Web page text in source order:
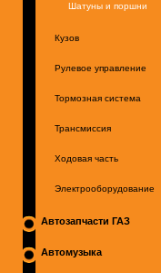
Шатуны и поршни
Кузов
Рулевое управление
Тормозная система
Трансмиссия
Ходовая часть
Электрооборудование
Автозапчасти ГАЗ
Автомузыка